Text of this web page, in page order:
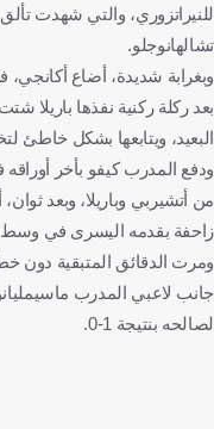
للنيراتزوري، والتي شهدت
تشالهانوجلو.
بعد ركلة ركنية نفذها باريلا
البعيد، ويتابعها بشكل خاطئ
من أتشيربي وباريلا، وبعد
زاحفة بقدمه اليسرى في وسط
ومرت الدقائق المتبقية دون
جانب لاعبي المدرب
لصالحه بنتيجة 1-0.